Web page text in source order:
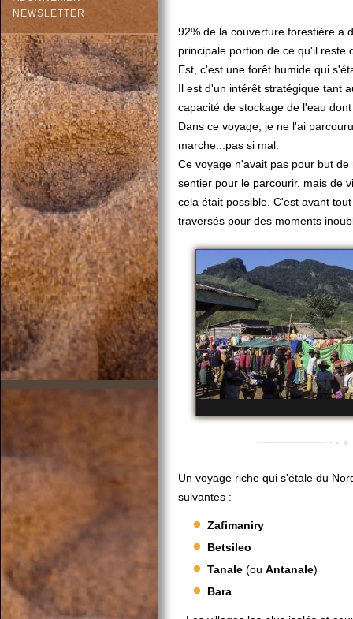
NEWSLETTER
92% de la couverture forestière a
principale portion de ce qu'il reste
Est, c'est une forêt humide qui
Il est d'un intérêt stratégique tant
capacité de stockage de l'eau
Dans ce voyage, je ne l'ai
marche...pas si mal.
Ce voyage n'avait pas pour but
sentier pour le parcourir, mais de
cela était possible. C'est avant
traversés pour des moments
Un voyage riche qui s'étale du
suivantes :
Zafimaniry
Betsileo
Tanale (ou Antanale)
Bara